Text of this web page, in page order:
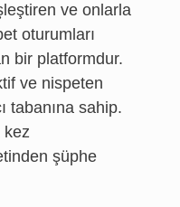
ve onlarla
oturumları
bir platformdur.
ve nispeten
tabanına sahip.
kez
şüphe